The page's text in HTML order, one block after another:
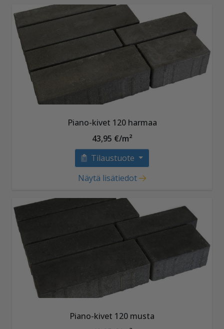
Piano-kivet 120 harmaa
43,95 €/m²
Tilaustuote
Näytä lisätiedot
Piano-kivet 120 musta